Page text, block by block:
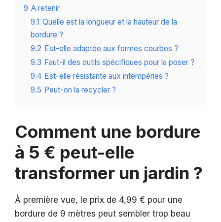
9 A retenir
9.1 Quelle est la longueur et la hauteur de la
bordure ?
9.2 Est-elle adaptée aux formes courbes ?
9.3 Faut-il des outils spécifiques pour la poser ?
9.4 Est-elle résistante aux intempéries ?
9.5 Peut-on la recycler ?
Comment une bordure
à 5 € peut-elle
transformer un jardin ?
À première vue, le prix de 4,99 € pour une
bordure de 9 mètres peut sembler trop beau